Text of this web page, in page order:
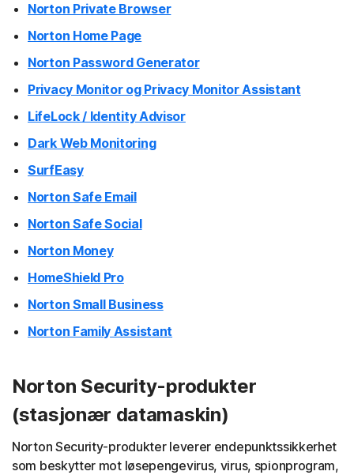
Norton Private Browser
Norton Home Page
Norton Password Generator
Privacy Monitor og Privacy Monitor Assistant
LifeLock / Identity Advisor
Dark Web Monitoring
SurfEasy
Norton Safe Email
Norton Safe Social
Norton Money
HomeShield Pro
Norton Small Business
Norton Family Assistant
Norton Security-produkter
(stasjonær datamaskin)
Norton Security-produkter leverer endepunktssikkerhet
som beskytter mot løsepengevirus, virus, spionprogram,